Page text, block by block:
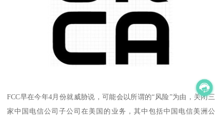
FCC早在今年4月份就威胁说，可能会以所谓的“风险”为由，关闭三
家中国电信公司子公司在美国的业务，其中包括中国电信美洲公